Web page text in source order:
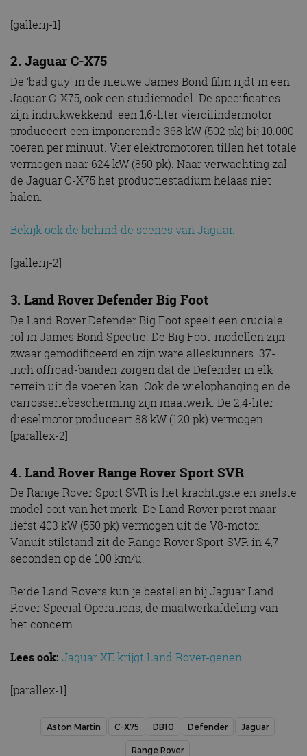
[gallerij-1]
2. Jaguar C-X75
De ‘bad guy’ in de nieuwe James Bond film rijdt in een
Jaguar C-X75, ook een studiemodel. De specificaties
zijn indrukwekkend: een 1,6-liter viercilindermotor
produceert een imponerende 368 kW (502 pk) bij 10.000
toeren per minuut. Vier elektromotoren tillen het totale
vermogen naar 624 kW (850 pk). Naar verwachting zal
de Jaguar C-X75 het productiestadium helaas niet
halen.
Bekijk ook de behind de scenes van Jaguar.
[gallerij-2]
3. Land Rover Defender Big Foot
De Land Rover Defender Big Foot speelt een cruciale
rol in James Bond Spectre. De Big Foot-modellen zijn
zwaar gemodificeerd en zijn ware alleskunners. 37-
Inch offroad-banden zorgen dat de Defender in elk
terrein uit de voeten kan. Ook de wielophanging en de
carrosseriebescherming zijn maatwerk. De 2,4-liter
dieselmotor produceert 88 kW (120 pk) vermogen.
[parallex-2]
4. Land Rover Range Rover Sport SVR
De Range Rover Sport SVR is het krachtigste en snelste
model ooit van het merk. De Land Rover perst maar
liefst 403 kW (550 pk) vermogen uit de V8-motor.
Vanuit stilstand zit de Range Rover Sport SVR in 4,7
seconden op de 100 km/u.
Beide Land Rovers kun je bestellen bij Jaguar Land
Rover Special Operations, de maatwerkafdeling van
het concern.
Lees ook: Jaguar XE krijgt Land Rover-genen
[parallex-1]
Aston Martin C-X75 DB10 Defender Jaguar
Range Rover